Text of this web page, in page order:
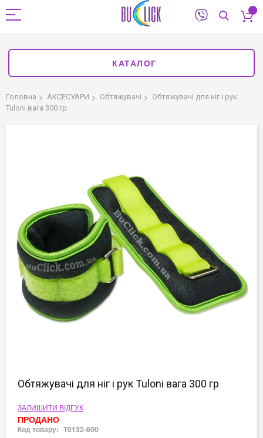
КАТАЛОГ
Головна АКСЕСУАРИ Обтяжувачі
Обтяжувачі для ніг і рук
Tuloni вага 300 гр
до
зображень
Обтяжувачі для ніг і рук Tuloni вага 300 гр
ЗАЛИШИТИ ВІДГУК
ПРОДАНО
Код товару: T0132-600